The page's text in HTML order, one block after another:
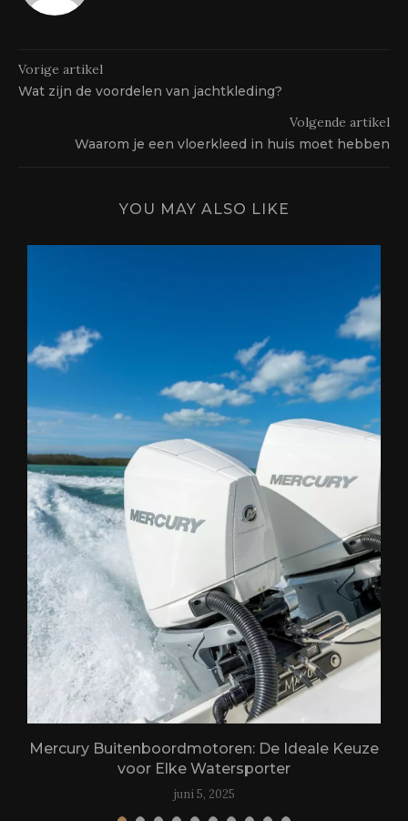
Vorige artikel
Wat zijn de voordelen van jachtkleding?
Volgende artikel
Waarom je een vloerkleed in huis moet hebben
YOU MAY ALSO LIKE
Mercury Buitenboordmotoren: De Ideale Keuze
voor Elke Watersporter
juni 5, 2025